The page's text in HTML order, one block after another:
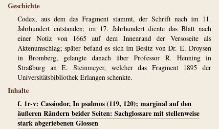
Geschichte
Codex, aus dem das Fragment stammt, der Schrift nach im 11.
Jahrhundert entstanden; im 17. Jahrhundert diente das Blatt nach
einer Notiz von 1665 auf dem Innenrand der Versoseite als
Aktenumschlag; später befand es sich im Besitz von Dr. E. Droysen
in Bromberg, gelangte danach über Professor R. Henning in
Straßburg an E. Steinmeyer, welcher das Fragment 1895 der
Universitätsbibliothek Erlangen schenkte.
Inhalte
f. 1r-v: Cassiodor, In psalmos (119, 120); marginal auf den
äußeren Rändern beider Seiten: Sachglossare mit stellenweise
stark abgeriebenen Glossen